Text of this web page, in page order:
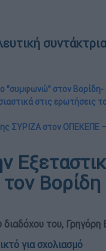
συντάκτρια
"συμφωνώ" στον
στις ερωτήσεις
ΣΥΡΙΖΑ στον ΟΠΕΚΕΠΕ
Βορίδη
του, Γρηγόρη
για σχολιασμό